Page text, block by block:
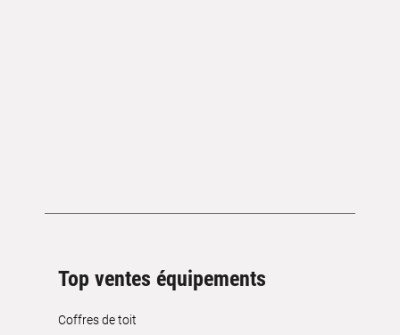
Top ventes équipements
Coffres de toit